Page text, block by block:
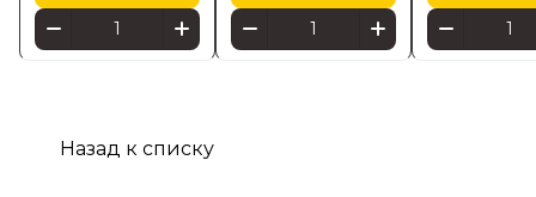
Назад к списку